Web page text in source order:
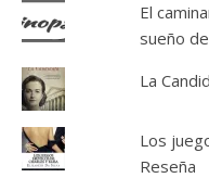
El
sueño
La
Los
Reseña